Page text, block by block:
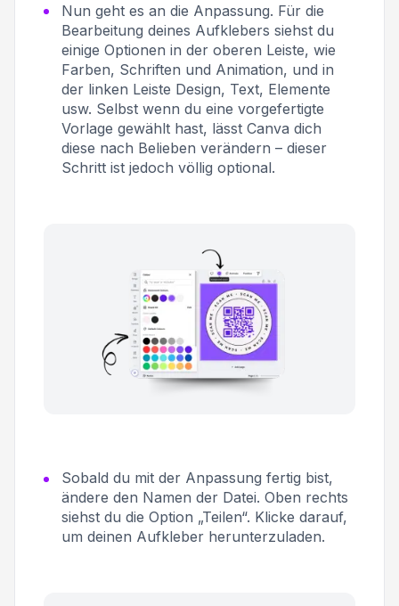
Nun geht es an die Anpassung. Für die
Bearbeitung deines Aufklebers siehst du
einige Optionen in der oberen Leiste, wie
Farben, Schriften und Animation, und in
der linken Leiste Design, Text, Elemente
usw. Selbst wenn du eine vorgefertigte
Vorlage gewählt hast, lässt Canva dich
diese nach Belieben verändern – dieser
Schritt ist jedoch völlig optional.
Sobald du mit der Anpassung fertig bist,
ändere den Namen der Datei. Oben rechts
siehst du die Option „Teilen“. Klicke darauf,
um deinen Aufkleber herunterzuladen.